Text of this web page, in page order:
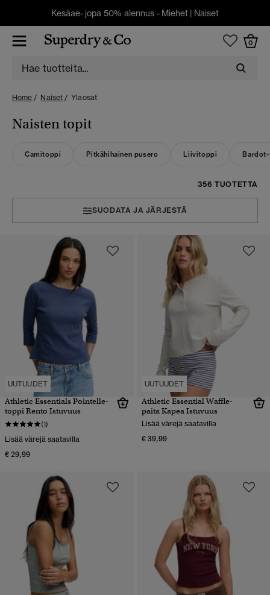
Kesäae- jopa 50% alennus - Miehet | Naiset
0
Home Naiset Ylaosat
Naisten topit
Camitoppi Pitkähihainen pusero Liivitoppi
356 TUOTETTA
SUODATA JA JÄRJESTÄ
UUTUUDET
Athletic Essentials Pointelle-
toppi Rento Istuvuus
(1)
Lisää värejä saatavilla
€ 29,99
UUTUUDET
Athletic Essential Waffle-
paita Kapea Istuvuus
Lisää värejä saatavilla
€ 39,99